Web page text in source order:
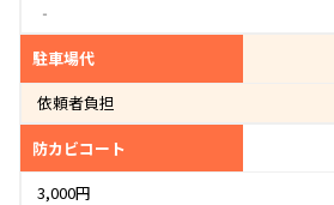
‐
駐車場代
依頼者負担
防カビコート
3,000円